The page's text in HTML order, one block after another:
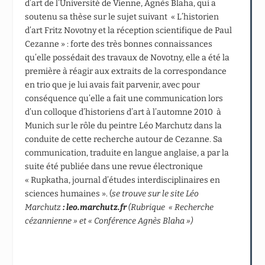
d’art de l’Université de Vienne, Agnès Blaha, qui a
soutenu sa thèse sur le sujet suivant « L’historien
d’art Fritz Novotny et la réception scientifique de Paul
Cezanne » : forte des très bonnes connaissances
qu’elle possédait des travaux de Novotny, elle a été la
première à réagir aux extraits de la correspondance
en trio que je lui avais fait parvenir, avec pour
conséquence qu’elle a fait une communication lors
d’un colloque d’historiens d’art à l’automne 2010 à
Munich sur le rôle du peintre Léo Marchutz dans la
conduite de cette recherche autour de Cezanne. Sa
communication, traduite en langue anglaise, a par la
suite été publiée dans une revue électronique
« Rupkatha, journal d’études interdisciplinaires en
sciences humaines ». (se trouve sur le site Léo
Marchutz: leo.marchutz.fr(Rubrique « Recherche
cézannienne » et « Conférence Agnès Blaha »)